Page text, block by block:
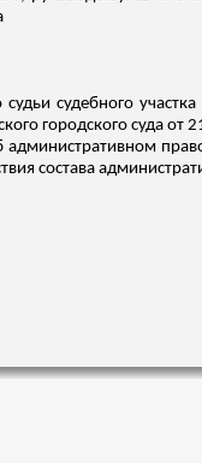
судебного участка
городского суда от
административном
состава